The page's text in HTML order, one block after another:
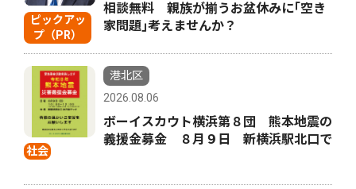
ピックアッ
プ（PR）
相談無料 親族が揃うお盆休みに｢空き
家問題｣考えませんか？
社会
港北区
2026.08.06
ボーイスカウト横浜第８団 熊本地震の
義援金募金 ８月９日 新横浜駅北口で